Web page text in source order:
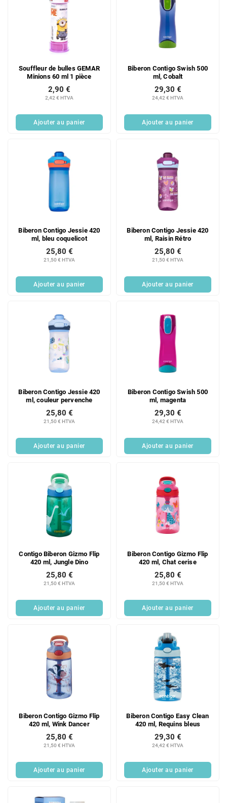
Souffleur de bulles GEMAR
Minions 60 ml 1 pièce
2,42 € HTVA
2,90 €
Ajouter au panier
Biberon Contigo Swish 500
ml, Cobalt
24,42 € HTVA
29,30 €
Ajouter au panier
Biberon Contigo Jessie 420
ml, bleu coquelicot
21,50 € HTVA
25,80 €
Ajouter au panier
Biberon Contigo Jessie 420
ml, Raisin Rétro
21,50 € HTVA
25,80 €
Ajouter au panier
Biberon Contigo Jessie 420
ml, couleur pervenche
21,50 € HTVA
25,80 €
Ajouter au panier
Biberon Contigo Swish 500
ml, magenta
24,42 € HTVA
29,30 €
Ajouter au panier
Contigo Biberon Gizmo Flip
420 ml, Jungle Dino
21,50 € HTVA
25,80 €
Ajouter au panier
Biberon Contigo Gizmo Flip
420 ml, Chat cerise
21,50 € HTVA
25,80 €
Ajouter au panier
Biberon Contigo Gizmo Flip
420 ml, Wink Dancer
21,50 € HTVA
25,80 €
Ajouter au panier
Biberon Contigo Easy Clean
420 ml, Requins bleus
24,42 € HTVA
29,30 €
Ajouter au panier